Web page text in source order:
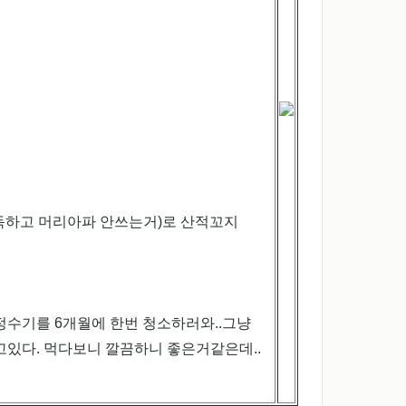
고 머리아파 안쓰는거)로 산적꼬지
기를 6개월에 한번 청소하러와..그냥
다. 먹다보니 깔끔하니 좋은거같은데..